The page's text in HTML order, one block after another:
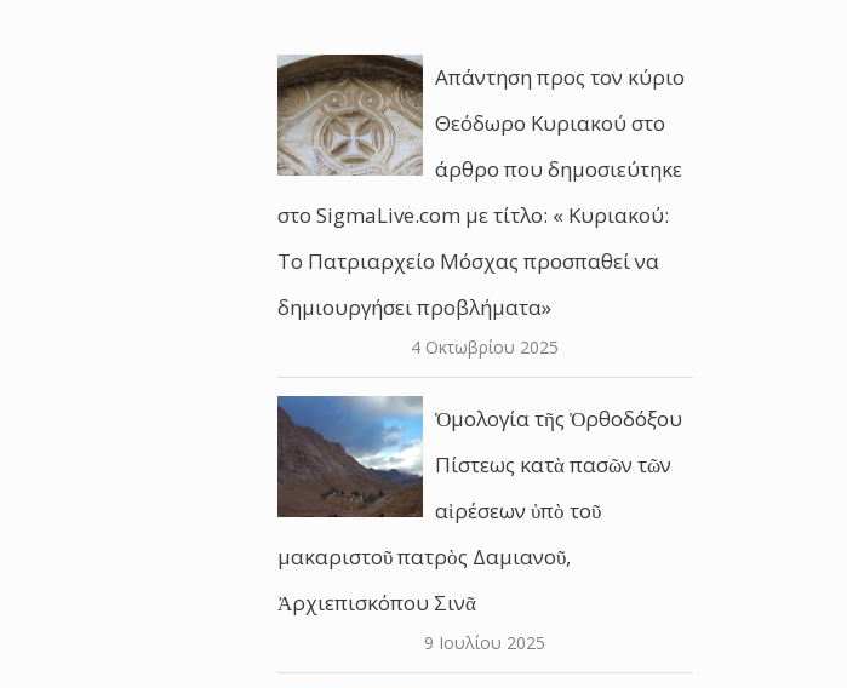
Απάντηση προς τον κύριο
Θεόδωρο Κυριακού στο
άρθρο που δημοσιεύτηκε
στο SigmaLive.com με τίτλο: « Κυριακού:
Το Πατριαρχείο Μόσχας προσπαθεί να
δημιουργήσει προβλήματα»
4 Οκτωβρίου 2025
Ὁμολογία τῆς Ὀρθοδόξου
Πίστεως κατὰ πασῶν τῶν
αἱρέσεων ὑπὸ τοῦ
μακαριστοῦ πατρὸς Δαμιανοῦ,
Ἀρχιεπισκόπου Σινᾶ
9 Ιουλίου 2025